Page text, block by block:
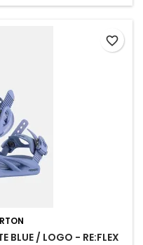
BLUE / LOGO - RE:FLEX
favorite_border